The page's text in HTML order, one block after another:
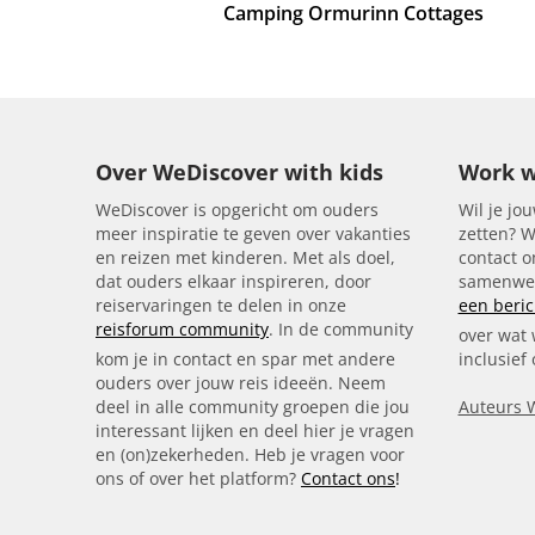
Camping Ormurinn Cottages
Over WeDiscover with kids
WeDiscover is opgericht om ouders
meer inspiratie te geven over vakanties
en reizen met kinderen. Met als doel,
dat ouders elkaar inspireren, door
reiservaringen te delen in onze
reisforum community. In de community
kom je in contact en spar met andere
ouders over jouw reis ideeën. Neem
deel in alle community groepen die jou
interessant lijken en deel hier je vragen
en (on)zekerheden. Heb je vragen voor
ons of over het platform? Contact ons!
Work
Wil je
zetten?
contact
een
over wat
inclusief
Auteurs